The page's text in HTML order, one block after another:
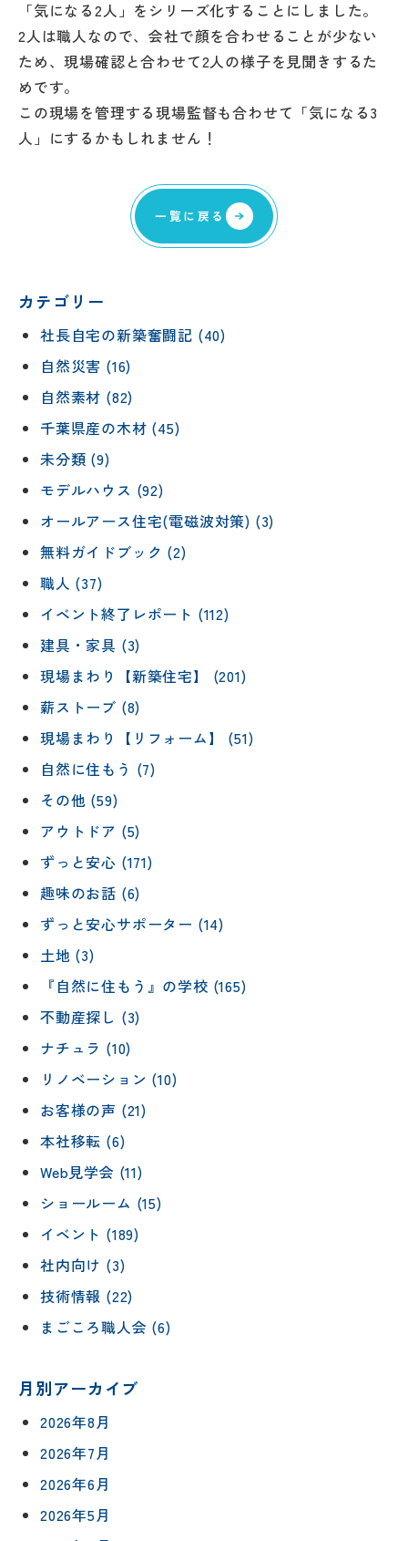
「気になる2人」をシリーズ化することにしました。
2人は職人なので、会社で顔を合わせることが少ない
ため、現場確認と合わせて2人の様子を見聞きするた
めです。
この現場を管理する現場監督も合わせて「気になる3
人」にするかもしれません！
一覧に戻る
カテゴリー
社長自宅の新築奮闘記 (40)
自然災害 (16)
自然素材 (82)
千葉県産の木材 (45)
未分類 (9)
モデルハウス (92)
オールアース住宅(電磁波対策) (3)
無料ガイドブック (2)
職人 (37)
イベント終了レポート (112)
建具・家具 (3)
現場まわり【新築住宅】 (201)
薪ストーブ (8)
現場まわり【リフォーム】 (51)
自然に住もう (7)
その他 (59)
アウトドア (5)
ずっと安心 (171)
趣味のお話 (6)
ずっと安心サポーター (14)
土地 (3)
『自然に住もう』の学校 (165)
不動産探し (3)
ナチュラ (10)
リノベーション (10)
お客様の声 (21)
本社移転 (6)
Web見学会 (11)
ショールーム (15)
イベント (189)
社内向け (3)
技術情報 (22)
まごころ職人会 (6)
月別アーカイブ
2026年8月
2026年7月
2026年6月
2026年5月